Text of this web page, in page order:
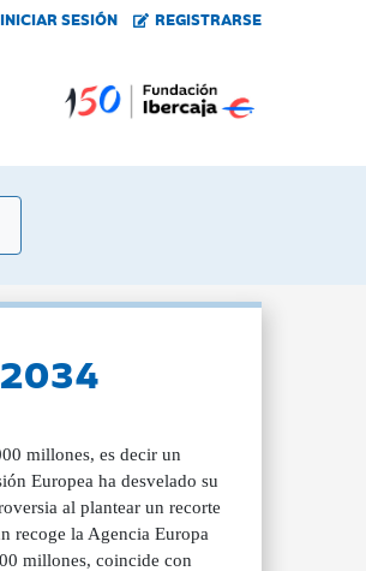
INICIAR SESIÓN REGISTRARSE
millones, es decir un
Europea ha desvelado su
al plantear un recorte
recoge la Agencia Europa
millones, coincide con